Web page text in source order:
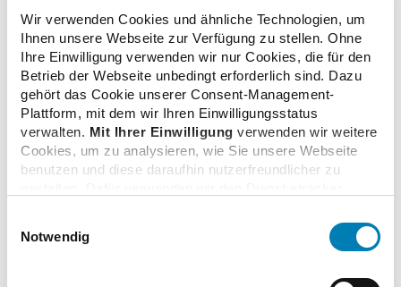
Wir verwenden Cookies und ähnliche Technologien, um
Ihnen unsere Webseite zur Verfügung zu stellen. Ohne
Ihre Einwilligung verwenden wir nur Cookies, die für den
Betrieb der Webseite unbedingt erforderlich sind. Dazu
gehört das Cookie unserer Consent-Management-
Plattform, mit dem wir Ihren Einwilligungsstatus
verwalten. Mit Ihrer Einwilligung verwenden wir weitere
Cookies, um zu analysieren, wie Sie unsere Webseite
benutzen und diese daraufhin nutzerfreundlicher zu
Adresse und Ihr Surfverhalten verarbeitet. Mit einem
Klick auf „Cookies zulassen“ stimmen Sie der
erforderlichen Cookies zu. Über die Schaltfläche „Nur
Notwendig
zurück zur Übersicht
Verwandte Nachrichten